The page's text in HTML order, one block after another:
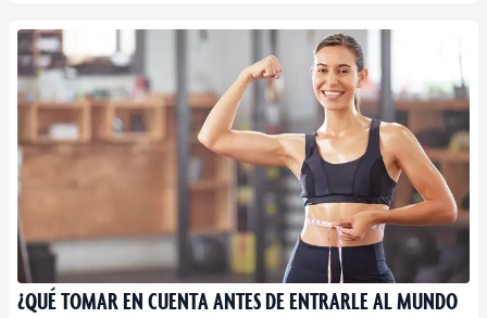
¿QUÉ TOMAR EN CUENTA ANTES DE ENTRARLE AL MUNDO